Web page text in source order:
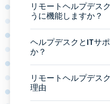
リモートヘルプデス
うに機能しますか？
ヘルプデスクとITサ
か？
リモートヘルプデス
理由